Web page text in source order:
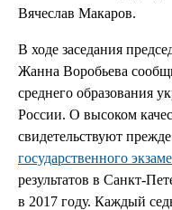
Вячеслав Макаров.
В ходе заседания
Жанна Воробьева
среднего образования
России. О высоком
свидетельствуют
государственного
результатов в Санкт-
в 2017 году. Каждый